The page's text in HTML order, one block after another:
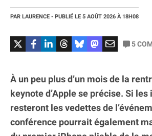
PAR LAURENCE - PUBLIÉ LE 5 AOÛT 2026 À 18H08
5
À un peu plus d’un mois de la
keynote d’Apple se précise. Si les
resteront les vedettes de
conférence pourrait également